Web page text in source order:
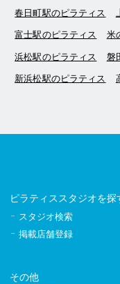
春日町駅のピラティス
富士駅のピラティス 米
浜松駅のピラティス 磐
新浜松駅のピラティス
ピラティススタジオを探
スタジオ検索
掲載店舗登録
その他